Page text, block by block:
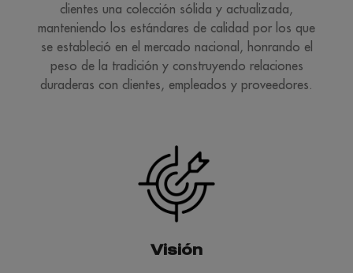
clientes una colección sólida y actualizada,
manteniendo los estándares de calidad por los que
se estableció en el mercado nacional, honrando el
peso de la tradición y construyendo relaciones
duraderas con clientes, empleados y proveedores.
Visión